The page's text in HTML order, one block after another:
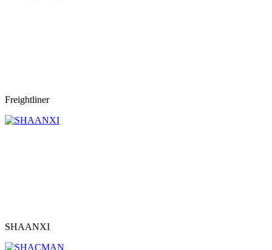
Freightliner
SHAANXI